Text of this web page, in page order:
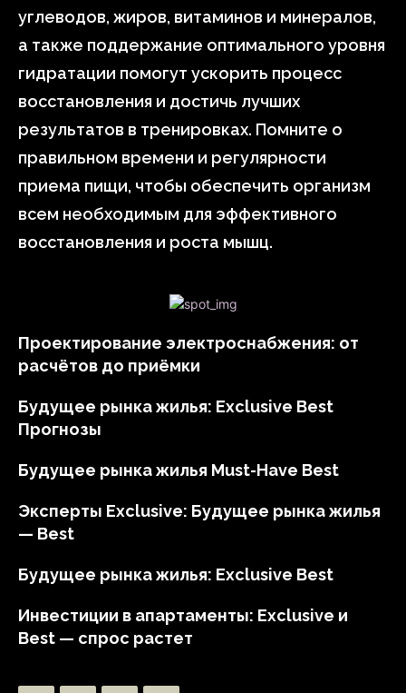
углеводов, жиров, витаминов и минералов,
а также поддержание оптимального уровня
гидратации помогут ускорить процесс
восстановления и достичь лучших
результатов в тренировках. Помните о
правильном времени и регулярности
приема пищи, чтобы обеспечить организм
всем необходимым для эффективного
восстановления и роста мышц.
Проектирование электроснабжения: от
расчётов до приёмки
Будущее рынка жилья: Exclusive Best
Прогнозы
Будущее рынка жилья Must-Have Best
Эксперты Exclusive: Будущее рынка жилья
— Best
Будущее рынка жилья: Exclusive Best
Инвестиции в апартаменты: Exclusive и
Best — спрос растет